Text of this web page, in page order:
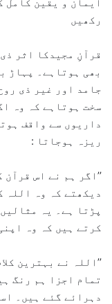
رکھیں
قرآنِ مجیدکا اثر
بھی ہوتاہے۔ پہاڑ
جامد اور غیر ذی
سخت ہوتاہے کہ وہ
داریوں سے واقف
ریزہ ہوجاتا :
’’اگر ہم نے اس
دیکھتے کہ وہ اللہ
پڑتا ہے۔ یہ
کرتے ہیں کہ وہ
’’اللہ نے بہترین
تمام اجزا ہم رنگ
دہرائے گئے ہیں۔